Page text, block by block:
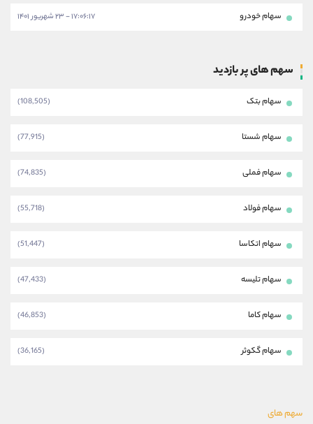
سهام خودرو ۱۷:۰۶:۱۷ - ۲۳ شهریور ۱۴۰۱
سهم های پر بازدید
سهام بتک (108,505)
سهام شستا (77,915)
سهام فملی (74,835)
سهام فولاد (55,718)
سهام اتکاسا (51,447)
سهام تلیسه (47,433)
سهام کاما (46,853)
سهام گکوثر (36,165)
سهم های